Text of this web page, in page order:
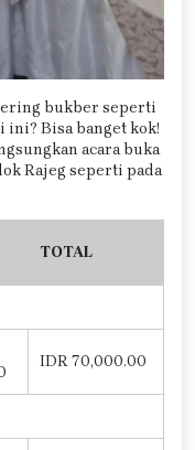
bukber seperti
ini? Bisa banget kok!
acara buka
Rajeg seperti pada
TOTAL
IDR 70,000.00